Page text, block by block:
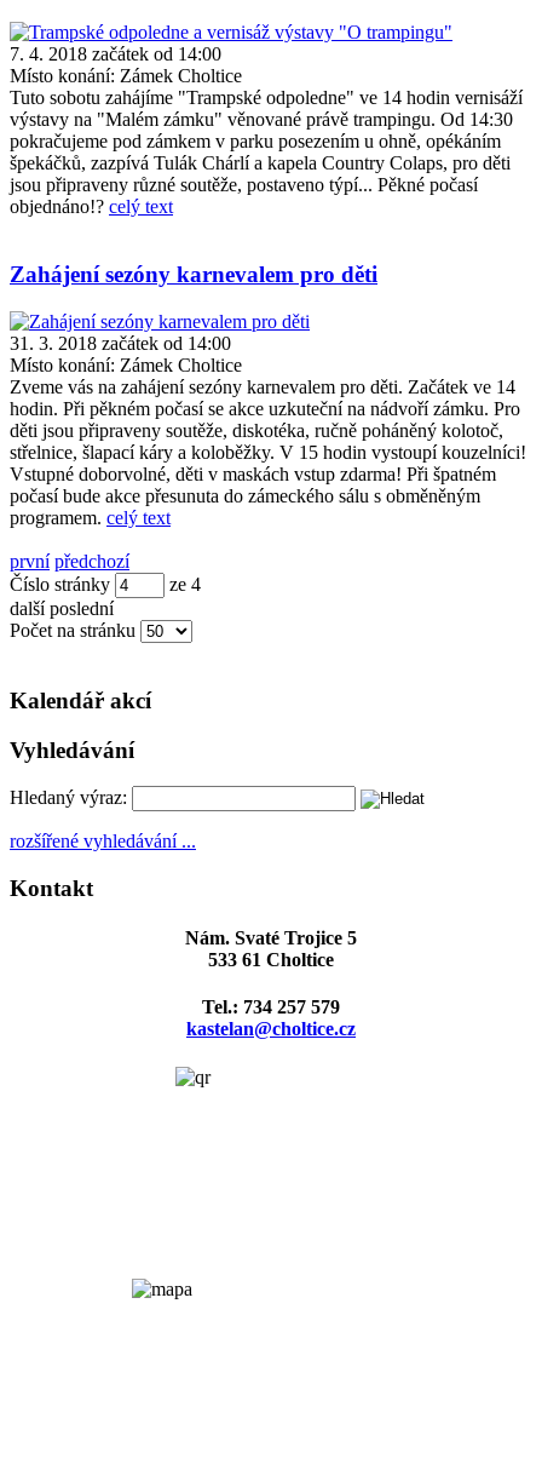
7. 4. 2018 začátek od 14:00
Místo konání: Zámek Choltice
Tuto sobotu zahájíme "Trampské odpoledne" ve 14 hodin vernisáží
výstavy na "Malém zámku" věnované právě trampingu. Od 14:30
pokračujeme pod zámkem v parku posezením u ohně, opékáním
špekáčků, zazpívá Tulák Chárlí a kapela Country Colaps, pro děti
jsou připraveny různé soutěže, postaveno týpí... Pěkné počasí
objednáno!? celý text
Zahájení sezóny karnevalem pro děti
31. 3. 2018 začátek od 14:00
Místo konání: Zámek Choltice
Zveme vás na zahájení sezóny karnevalem pro děti. Začátek ve 14
hodin. Při pěkném počasí se akce uzkuteční na nádvoří zámku. Pro
děti jsou připraveny soutěže, diskotéka, ručně poháněný kolotoč,
střelnice, šlapací káry a koloběžky. V 15 hodin vystoupí kouzelníci!
Vstupné doborvolné, děti v maskách vstup zdarma! Při špatném
počasí bude akce přesunuta do zámeckého sálu s obměněným
programem. celý text
první předchozí
Číslo stránky
ze 4
další poslední
Počet na stránku
Kalendář akcí
Vyhledávání
Hledaný výraz:
rozšířené vyhledávání ...
Kontakt
Nám. Svaté Trojice 5
533 61 Choltice
Tel.: 734 257 579
kastelan@choltice.cz